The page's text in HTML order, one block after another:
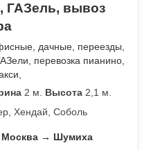
ГАЗель, вывоз
дачные, переезды,
перевозка пианино,
2 м. Высота 2,1 м.
Хендай, Соболь
Москва → Шумиха